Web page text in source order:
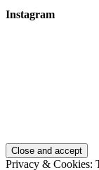
Instagram
Privacy & Cookies: